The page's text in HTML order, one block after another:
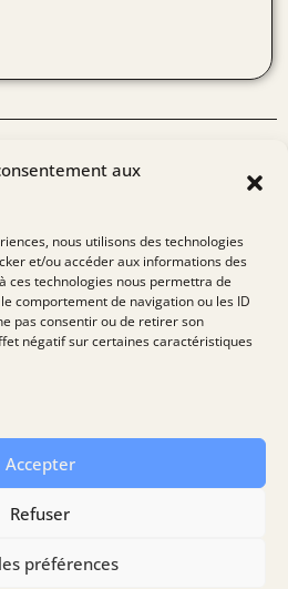
aux
nous utilisons des technologies
et/ou accéder aux informations des
ces technologies nous permettra de
comportement de navigation ou les ID
pas consentir ou de retirer son
négatif sur certaines caractéristiques
Accepter
Refuser
préférences
de nouveaux projets et
nous serions ravis d’échanger
financement. N’hésitez pas à nous
pour tout besoin !
nous !